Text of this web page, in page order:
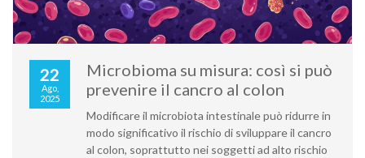
22
Ago,
2025
Microbioma su misura: così si può
prevenire il cancro al colon
Modificare il microbiota intestinale può ridurre in
modo significativo il rischio di sviluppare il cancro
al colon, soprattutto nei soggetti ad alto rischio